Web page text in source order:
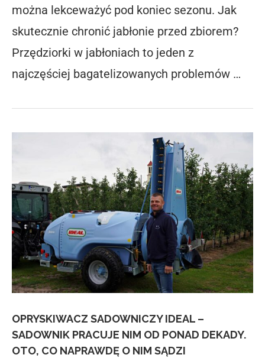
można lekceważyć pod koniec sezonu. Jak
skutecznie chronić jabłonie przed zbiorem?
Przędziorki w jabłoniach to jeden z
najczęściej bagatelizowanych problemów …
OPRYSKIWACZ SADOWNICZY IDEAL –
SADOWNIK PRACUJE NIM OD PONAD DEKADY.
OTO, CO NAPRAWDĘ O NIM SĄDZI